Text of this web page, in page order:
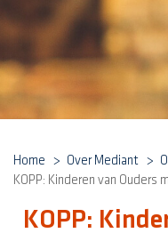
Home Over Mediant
KOPP: Kinderen van Ouders
KOPP: